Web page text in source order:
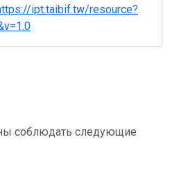
ipt.taibif.tw/resource?
соблюдать следующие